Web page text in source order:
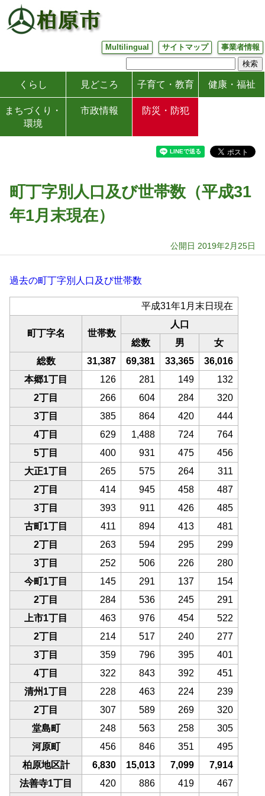
Multilingual サイトマップ 事業者情報
くらし 見どころ 子育て・教育 健康・福祉
まちづくり・
環境
市政情報 防災・防犯
町丁字別人口及び世帯数（平成31
年1月末現在）
公開日 2019年2月25日
過去の町丁字別人口及び世帯数
平成31年1月末日現在
町丁字名 世帯数
人口
総数
男
女
総数
31,387 69,381 33,365
36,016
本郷1丁目
126 281 149
132
2丁目
266 604 284
320
3丁目
385 864 420
444
4丁目
629 1,488 724
764
5丁目
400 931 475
456
大正1丁目
265 575 264
311
2丁目
414 945 458
487
3丁目
393 911 426
485
古町1丁目
411 894 413
481
2丁目
263 594 295
299
3丁目
252 506 226
280
今町1丁目
145 291 137
154
2丁目
284 536 245
291
上市1丁目
463 976 454
522
2丁目
214 517 240
277
3丁目
359 796 395
401
4丁目
322 843 392
451
清州1丁目
228 463 224
239
2丁目
307 589 269
320
堂島町
248 563 258
305
河原町
456 846 351
495
柏原地区計
6,830 15,013 7,099
7,914
法善寺1丁目
420 886 419
467